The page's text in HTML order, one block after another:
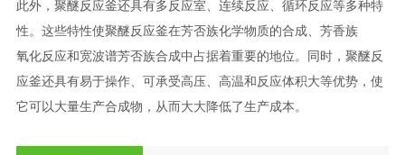
此外，聚醚反应釜还具有多反应室、连续反应、循环反应等多种特
性。这些特性使聚醚反应釜在芳否族化学物质的合成、芳香族
氧化反应和宽波谱芳否族合成中占据着重要的地位。同时，聚醚反
应釜还具有易于操作、可承受高压、高温和反应体积大等优势，使
它可以大量生产合成物，从而大大降低了生产成本。